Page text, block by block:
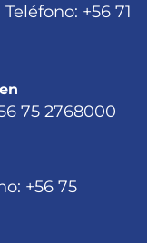
+56 71
75 2768000
+56 75